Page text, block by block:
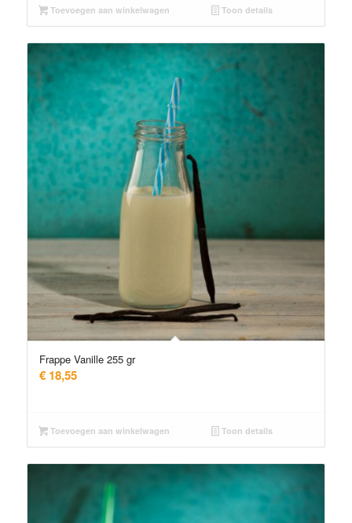
Toevoegen aan winkelwagen Toon details
Frappe Vanille 255 gr
€18,55
Toevoegen aan winkelwagen Toon details